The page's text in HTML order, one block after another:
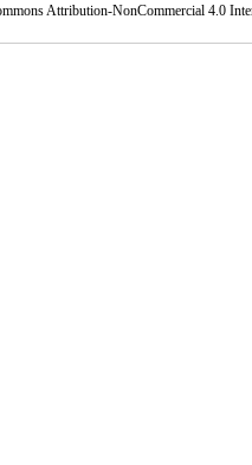
Attribution-NonCommercial 4.0